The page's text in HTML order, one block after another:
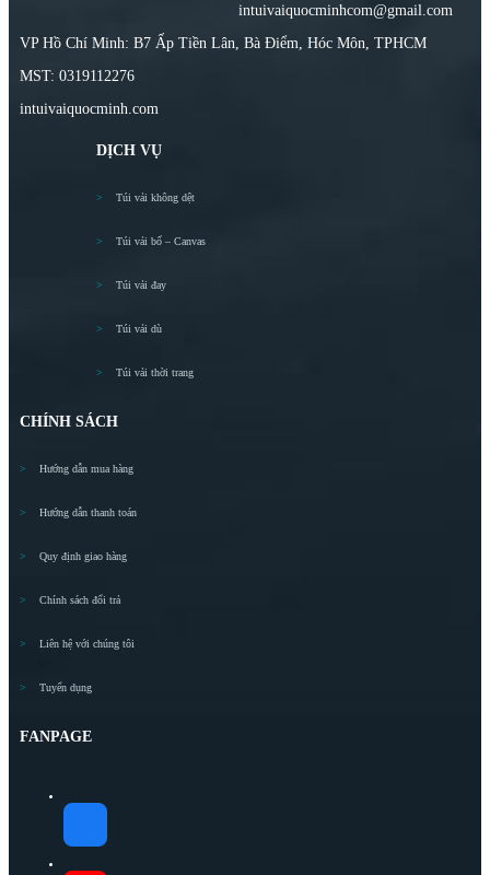
intuivaiquocminhcom@gmail.com
VP Hồ Chí Minh: B7 Ấp Tiền Lân, Bà Điểm, Hóc Môn, TPHCM
MST: 0319112276
intuivaiquocminh.com
DỊCH VỤ
Túi vải không dệt
Túi vải bố – Canvas
Túi vải đay
Túi vải dù
Túi vải thời trang
CHÍNH SÁCH
Hướng dẫn mua hàng
Hướng dẫn thanh toán
Quy định giao hàng
Chính sách đổi trả
Liên hệ với chúng tôi
Tuyển dụng
FANPAGE